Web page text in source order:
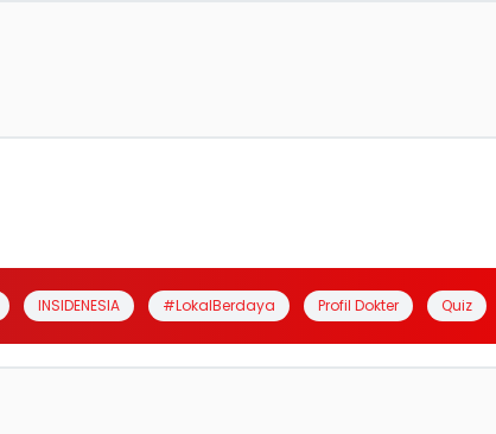
INSIDENESIA #LokalBerdaya Profil Dokter Quiz